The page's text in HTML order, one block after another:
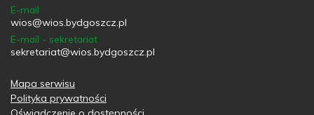
E-mail
wios@wios.bydgoszcz.pl
E-mail - sekretariat
sekretariat@wios.bydgoszcz.pl
Mapa serwisu
Polityka prywatności